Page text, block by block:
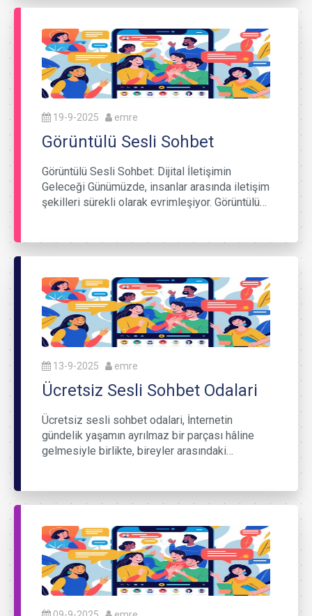
19-9-2025 emre
Görüntülü Sesli Sohbet
Görüntülü Sesli Sohbet: Dijital İletişimin
Geleceği Günümüzde, insanlar arasında iletişim
şekilleri sürekli olarak evrimleşiyor. Görüntülü…
13-9-2025 emre
Ücretsiz Sesli Sohbet Odalari
Ücretsiz sesli sohbet odalari, İnternetin
gündelik yaşamın ayrılmaz bir parçası hâline
gelmesiyle birlikte, bireyler arasındaki…